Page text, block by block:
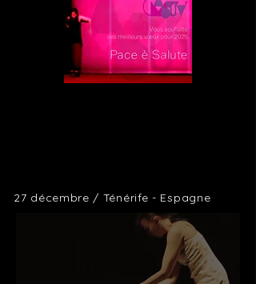
27 décembre / Ténérife - Espagne